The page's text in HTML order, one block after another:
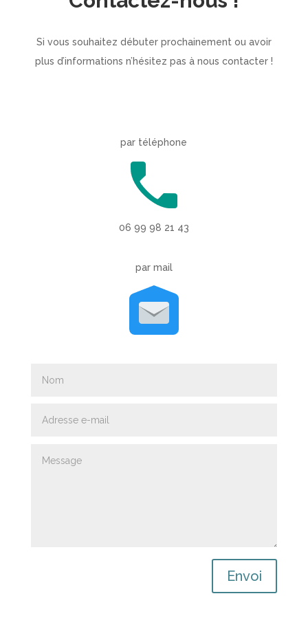
Si vous souhaitez débuter prochainement ou avoir
plus d’informations n’hésitez pas à nous contacter !
par téléphone
06 99 98 21 43
par mail
Envoi